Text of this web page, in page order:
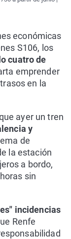
económicas
S106, los
cuatro de
emprender
en la
ayer un tren
y
de
la estación
a bordo,
sin
incidencias
Renfe